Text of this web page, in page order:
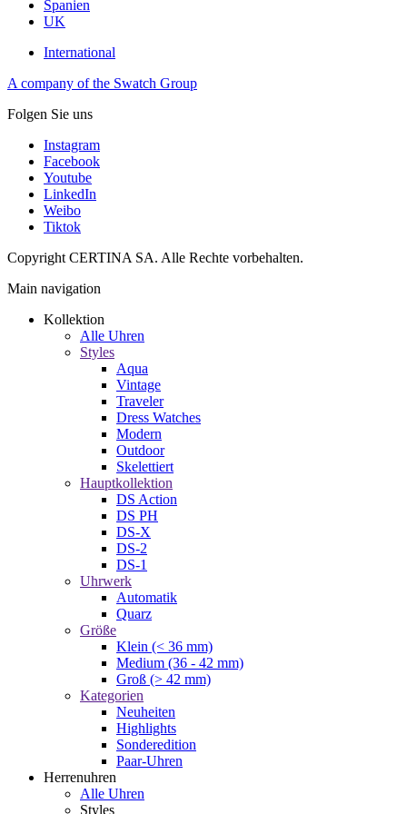
Spanien
UK
International
A company of the Swatch Group
Folgen Sie uns
Instagram
Facebook
Youtube
LinkedIn
Weibo
Tiktok
Copyright CERTINA SA. Alle Rechte vorbehalten.
Main navigation
Kollektion
Alle Uhren
Styles
Aqua
Vintage
Traveler
Dress Watches
Modern
Outdoor
Skelettiert
Hauptkollektion
DS Action
DS PH
DS-X
DS-2
DS-1
Uhrwerk
Automatik
Quarz
Größe
Klein (< 36 mm)
Medium (36 - 42 mm)
Groß (> 42 mm)
Kategorien
Neuheiten
Highlights
Sonderedition
Paar-Uhren
Herrenuhren
Alle Uhren
Styles